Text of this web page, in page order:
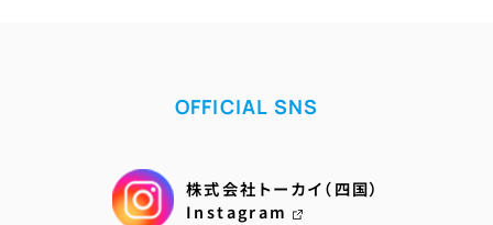
OFFICIAL SNS
株式会社トーカイ（四国）
Instagram